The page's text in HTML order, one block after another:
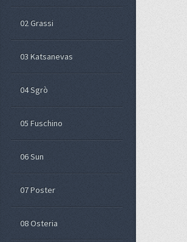
02 Grassi
03 Katsanevas
04 Sgrò
05 Fuschino
06 Sun
07 Poster
08 Osteria